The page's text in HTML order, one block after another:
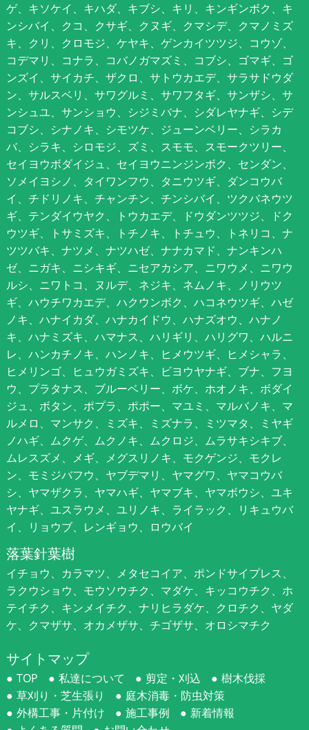
ゲ、キソケイ、キハダ、キブシ、キリ、キンギンボク、キ
ンシバイ、クコ、クサギ、クヌギ、クマシデ、クマノミズ
キ、クリ、クロモジ、ケヤキ、ゲンカイツツジ、コウゾ、
コデマリ、コナラ、コバノガマズミ、コブシ、ゴマギ、ゴ
ンズイ、サイカチ、ザクロ、サトウカエデ、サラサドウダ
ン、サルスベリ、サワグルミ、サワフタギ、サンザシ、サ
ンシュユ、サンショウ、シジミバナ、シダレヤナギ、シデ
コブシ、シナノキ、シモツケ、ジューンベリー、シラカ
バ、シラキ、シロモジ、ズミ、スモモ、スモークツリー、
セイヨウボダイジュ、セイヨウニンジンボク、センダン、
ソメイヨシノ、タイワンフウ、タニウツギ、ダンコウバ
イ、チドリノキ、チャンチン、チンシバイ、ツクバネウツ
ギ、テンダイウヤク、トウカエデ、ドウダンツツジ、ドク
ウツギ、トサミズキ、トチノキ、トチュウ、トネリコ、ナ
ツツバキ、ナツメ、ナツハゼ、ナナカマド、ナンキンハ
ゼ、ニガキ、ニシキギ、ニセアカシア、ニワウメ、ニワウ
ルシ、ニワトコ、ヌルデ、ネジキ、ネムノキ、ノリウツ
ギ、ハウチワカエデ、ハクウンボク、ハコネウツギ、ハゼ
ノキ、ハナイカダ、ハナカイドウ、ハナズオウ、ハナノ
キ、ハナミズキ、ハマナス、ハリギリ、ハリグワ、ハルニ
レ、ハンカチノキ、ハンノキ、ヒメウツギ、ヒメシャラ、
ヒメリンゴ、ヒュウガミズキ、ビヨウヤナギ、ブナ、フヨ
ウ、プラタナス、ブルーベリー、ボケ、ホオノキ、ボダイ
ジュ、ボタン、ポプラ、ポポー、マユミ、マルバノキ、マ
ルメロ、マンサク、ミズキ、ミズナラ、ミツマタ、ミヤギ
ノハギ、ムクゲ、ムクノキ、ムクロジ、ムラサキシキブ、
ムレスズメ、メギ、メグスリノキ、モクゲンジ、モクレ
ン、モミジバフウ、ヤブデマリ、ヤマグワ、ヤマコウバ
シ、ヤマザクラ、ヤマハギ、ヤマブキ、ヤマボウシ、ユキ
ヤナギ、ユスラウメ、ユリノキ、ライラック、リキュウバ
イ、リョウブ、レンギョウ、ロウバイ
落葉針葉樹
イチョウ、カラマツ、メタセコイア、ポンドサイプレス、
ラクウショウ、モウソウチク、マダケ、キッコウチク、ホ
テイチク、キンメイチク、ナリヒラダケ、クロチク、ヤダ
ケ、クマザサ、オカメザサ、チゴザサ、オロシマチク
サイトマップ
TOP 私達について 剪定・刈込
樹木伐採
草刈り・芝生張り
庭木消毒・防虫対策
外構工事・片付け
施工事例
新着情報